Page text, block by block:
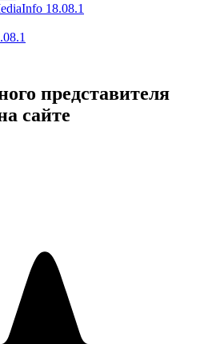
18.08.1
представителя
сайте